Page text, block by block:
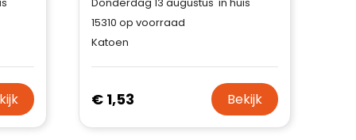
15310 op voorraad
Katoen
€ 1,53 Bekijk